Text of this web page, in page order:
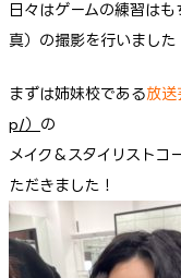
日々はゲームの練習は
真）の撮影を行いました
まずは姉妹校である放送
p/） の
メイク＆スタイリストコ
ただきました！